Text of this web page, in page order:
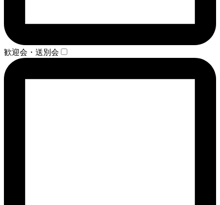
歓迎会・送別会